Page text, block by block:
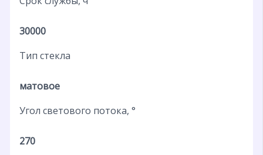
30000
Тип стекла
матовое
Угол светового потока, °
270